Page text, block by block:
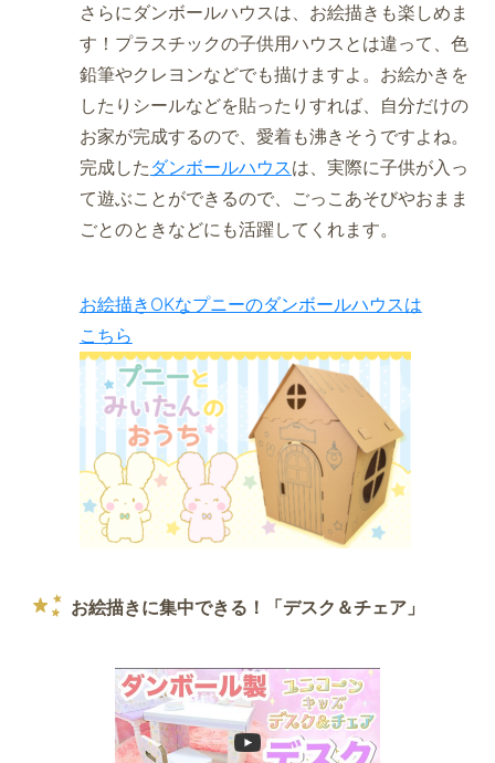
さらにダンボールハウスは、お絵描きも楽しめま
す！プラスチックの子供用ハウスとは違って、色
鉛筆やクレヨンなどでも描けますよ。お絵かきを
したりシールなどを貼ったりすれば、自分だけの
お家が完成するので、愛着も沸きそうですよね。
完成した ダンボールハウスは、実際に子供が入っ
て遊ぶことができるので、ごっこあそびやおまま
ごとのときなどにも活躍してくれます。
お絵描きOKなプニーのダンボールハウスは
こちら
お絵描きに集中できる！「デスク＆チェア」